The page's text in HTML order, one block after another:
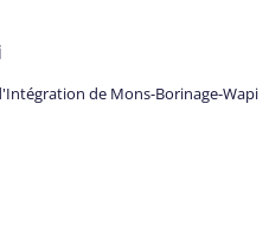
de Mons-Borinage-Wapi